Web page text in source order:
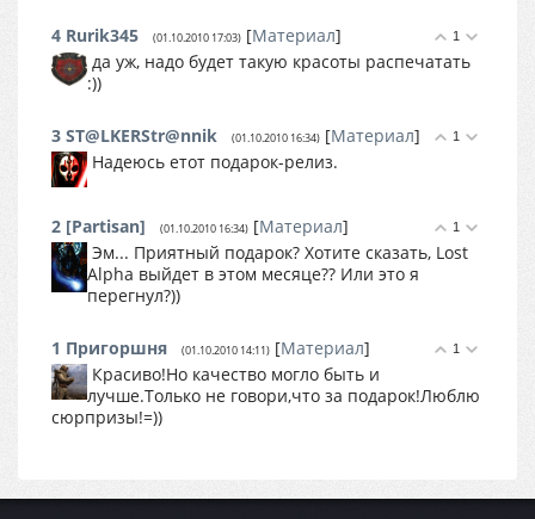
1
4 Rurik345 (01.10.2010 17:03) [Материал]
да уж, надо будет такую красоты распечатать
:))
1
3 ST@LKERStr@nnik (01.10.2010 16:34) [Материал]
Надеюсь етот подарок-релиз.
1
2 [Partisan] (01.10.2010 16:34) [Материал]
Эм... Приятный подарок? Хотите сказать, Lost
Alpha выйдет в этом месяце?? Или это я
перегнул?))
1
1 Пригоршня (01.10.2010 14:11) [Материал]
Красиво!Но качество могло быть и
лучше.Только не говори,что за подарок!Люблю
сюрпризы!=))